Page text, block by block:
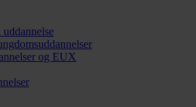
og EUX